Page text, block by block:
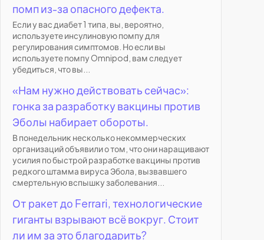
помп из-за опасного дефекта.
Если у вас диабет 1 типа, вы, вероятно,
используете инсулиновую помпу для
регулирования симптомов. Но если вы
используете помпу Omnipod, вам следует
убедиться, что вы...
«Нам нужно действовать сейчас»:
гонка за разработку вакцины против
Эболы набирает обороты.
В понедельник несколько некоммерческих
организаций объявили о том, что они наращивают
усилия по быстрой разработке вакцины против
редкого штамма вируса Эбола, вызвавшего
смертельную вспышку заболевания...
От ракет до Ferrari, технологические
гиганты взрывают всё вокруг. Стоит
ли им за это благодарить?